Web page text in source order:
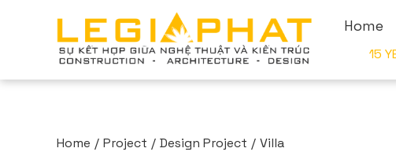
Home
Home Project Design Project Villa